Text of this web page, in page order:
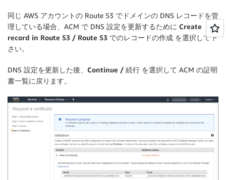
同じ AWS アカウントの Route 53 でドメインの DNS レコードを管
理している場合、ACM で DNS 設定を更新するために Create
record in Route 53 / Route 53 でのレコードの作成 を選択して下
さい。
DNS 設定を更新した後、 Continue / 続行 を選択して ACM の証明
書一覧に戻ります。